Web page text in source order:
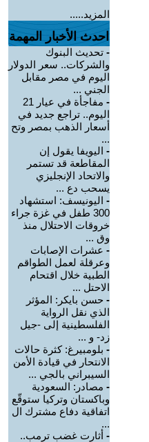
المزيد.....
احدث الأخبار المهمة
- تحديث البنوك
والشركات.. سعر الدولار
اليوم في مصر مقابل
الجني ...
-
مفاجأة في عيار 21
اليوم.. تراجع جديد في
أسعار الذهب بمصر وتح
...
- اليويفا يقول إن
المقاطعة قد تستمر
والاتحاد الإنجليزي
يسحب دع ...
- اليونيسف: استشهاد
300 طفل في غزة جراء
خروقات الاحتلال منذ
وق ...
- عشرات الإصابات
وعرقلة لعمل الطواقم
الطبية خلال اقتحام
الاحتل ...
- حسن بايكر: المؤثر
الذي نقل الرواية
الفلسطينية إلى -جيل
زد- و ...
- بلومبيرغ: كثرة حالات
الانتحار في قيادة الأمن
السيبراني بالجي ...
- مصادر: السعودية
وباكستان وتركيا ستوقّع
اتفاقية دفاع مشترك ال
...
- أثارت غضب ترمب..